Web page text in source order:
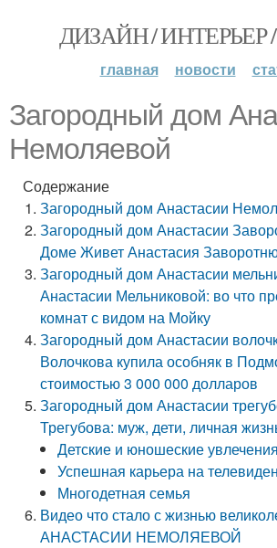
ДИЗАЙН / ИНТЕРЬЕР
главная новости
Загородный дом
Немоляевой
Содержание
Загородный дом Анастасии
Загородный дом Анастасии
Доме Живет Анастасия
Загородный дом Анастасии
Анастасии Мельниковой: во что
комнат с видом на Мойку
Загородный дом Анастасии
Волочкова купила особняк в
стоимостью 3 000 000 долларов
Загородный дом Анастасии
Трегубова: муж, дети, личная
Детские и юношеские увлечения
Успешная карьера на
Многодетная семья
Видео что стало с жизнью
АНАСТАСИИ НЕМОЛЯЕВОЙ